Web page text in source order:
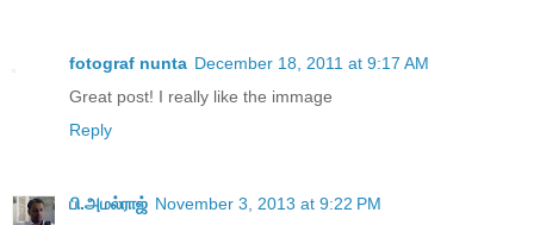
fotograf nunta December 18, 2011 at 9:17 AM
Great post! I really like the immage
Reply
பி.அமல்ராஜ் November 3, 2013 at 9:22 PM